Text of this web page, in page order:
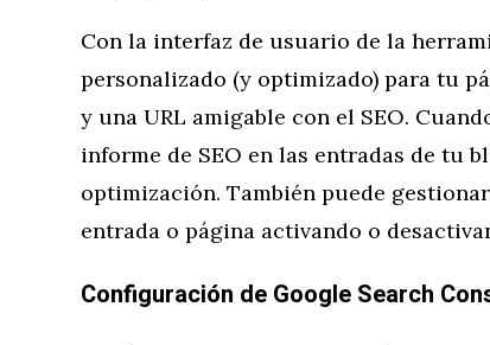
Con la interfaz de usuario de la
personalizado (y optimizado) para tu
y una URL amigable con el SEO.
informe de SEO en las entradas de tu
optimización. También puede
entrada o página activando o
Configuración de Google Search